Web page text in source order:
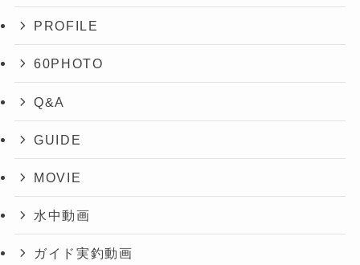
PROFILE
60PHOTO
Q&A
GUIDE
MOVIE
水中動画
ガイド実釣動画